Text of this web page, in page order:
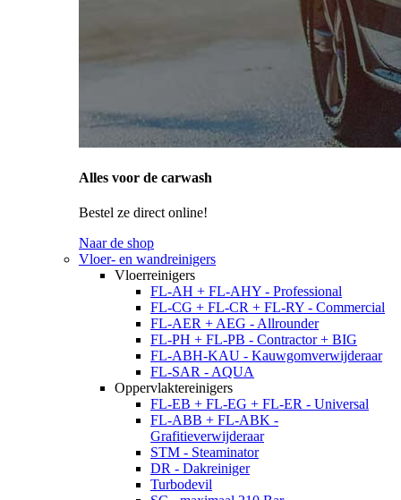
Alles voor de carwash
Bestel ze direct online!
Naar de shop
Vloer- en wandreinigers
Vloerreinigers
FL-AH + FL-AHY - Professional
FL-CG + FL-CR + FL-RY - Commercial
FL-AER + AEG - Allrounder
FL-PH + FL-PB - Contractor + BIG
FL-ABH-KAU - Kauwgomverwijderaar
FL-SAR - AQUA
Oppervlaktereinigers
FL-EB + FL-EG + FL-ER - Universal
FL-ABB + FL-ABK -
Grafitieverwijderaar
STM - Steaminator
DR - Dakreiniger
Turbodevil